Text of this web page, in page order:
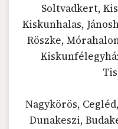
Soltvadkert,
Kiskunhalas,
Röszke,
Nagykörös,
Dunakeszi,